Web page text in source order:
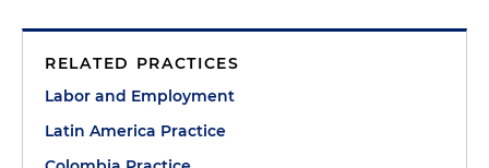
RELATED PRACTICES
Labor and Employment
Latin America Practice